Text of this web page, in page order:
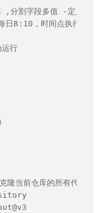
分割字段多值 -定义范围
8:10，时间点执行任务
行
当前仓库的所有代码)